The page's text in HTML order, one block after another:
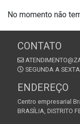
No momento não
CONTATO
SEGUNDA A
ENDEREÇO
Centro empresarial
BRASÍLIA, DISTRITO